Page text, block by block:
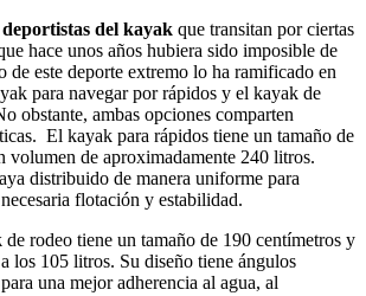
deportistas del kayak que transitan por ciertas
hace unos años hubiera sido imposible de
de este deporte extremo lo ha ramificado en
para navegar por rápidos y el kayak de
obstante, ambas opciones comparten
El kayak para rápidos tiene un tamaño de
volumen de aproximadamente 240 litros.
distribuido de manera uniforme para
flotación y estabilidad.
de rodeo tiene un tamaño de 190 centímetros y
los 105 litros. Su diseño tiene ángulos
una mejor adherencia al agua, al